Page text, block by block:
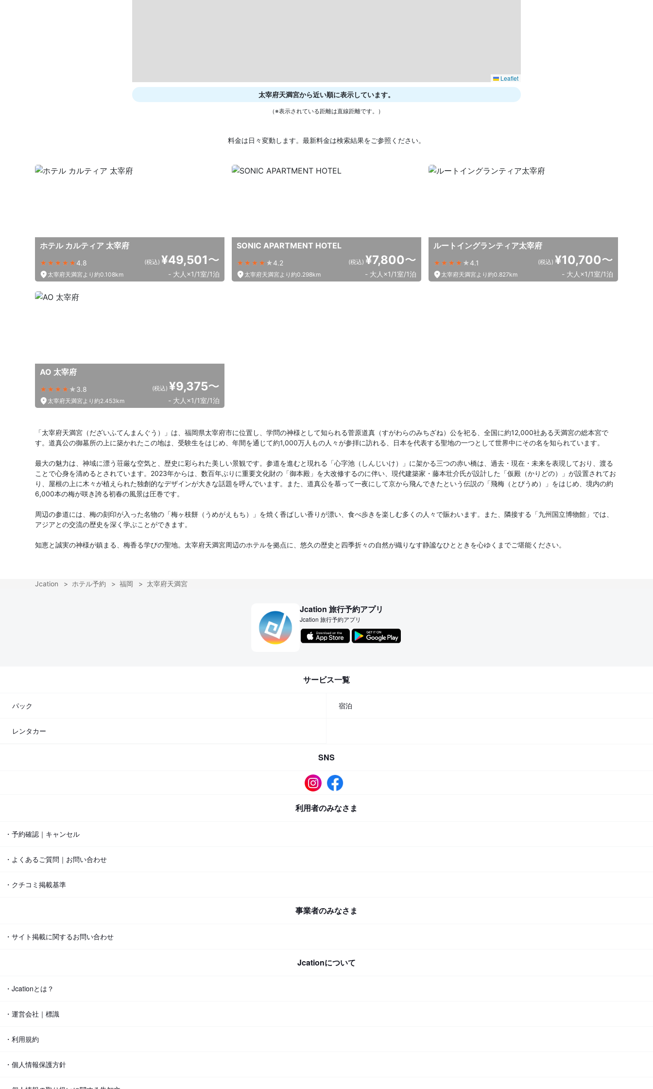
Leaflet
太宰府天満宮から近い順に表示しています。
（※表示されている距離は直線距離です。）
料金は日々変動します。最新料金は検索結果をご参照ください。
ホテル カルティア 太宰府
4.8
太宰府天満宮より約0.108km
(税込) ¥49,501〜
- 大人×1/1室/1泊
SONIC APARTMENT HOTEL
4.2
太宰府天満宮より約0.298km
(税込) ¥7,800〜
- 大人×1/1室/1泊
ルートイングランティア太宰府
4.1
太宰府天満宮より約0.827km
(税込) ¥10,700〜
- 大人×1/1室/1泊
AO 太宰府
3.8
太宰府天満宮より約2.453km
(税込) ¥9,375〜
- 大人×1/1室/1泊
「太宰府天満宮（だざいふてんまんぐう）」は、福岡県太宰府市に位置し、学問の神様として知られる菅原道真（すがわらのみちざね）公を祀る、全国に約12,000社ある天満宮の総本宮で
す。道真公の御墓所の上に築かれたこの地は、受験生をはじめ、年間を通じて約1,000万人もの人々が参拝に訪れる、日本を代表する聖地の一つとして世界中にその名を知られています。
最大の魅力は、神域に漂う荘厳な空気と、歴史に彩られた美しい景観です。参道を進むと現れる「心字池（しんじいけ）」に架かる三つの赤い橋は、過去・現在・未来を表現しており、渡る
ことで心身を清めるとされています。2023年からは、数百年ぶりに重要文化財の「御本殿」を大改修するのに伴い、現代建築家・藤本壮介氏が設計した「仮殿（かりどの）」が設置されてお
り、屋根の上に木々が植えられた独創的なデザインが大きな話題を呼んでいます。また、道真公を慕って一夜にして京から飛んできたという伝説の「飛梅（とびうめ）」をはじめ、境内の約
6,000本の梅が咲き誇る初春の風景は圧巻です。
周辺の参道には、梅の刻印が入った名物の「梅ヶ枝餅（うめがえもち）」を焼く香ばしい香りが漂い、食べ歩きを楽しむ多くの人々で賑わいます。また、隣接する「九州国立博物館」では、
アジアとの交流の歴史を深く学ぶことができます。
知恵と誠実の神様が鎮まる、梅香る学びの聖地。太宰府天満宮周辺のホテルを拠点に、悠久の歴史と四季折々の自然が織りなす静謐なひとときを心ゆくまでご堪能ください。
Jcation ホテル予約 福岡 太宰府天満宮
Jcation 旅行予約アプリ
Jcation 旅行予約アプリ
サービス一覧
パック 宿泊
レンタカー
SNS
利用者のみなさま
・予約確認｜キャンセル
・よくあるご質問｜お問い合わせ
・クチコミ掲載基準
事業者のみなさま
・サイト掲載に関するお問い合わせ
Jcationについて
・Jcationとは？
・運営会社｜標識
・利用規約
・個人情報保護方針